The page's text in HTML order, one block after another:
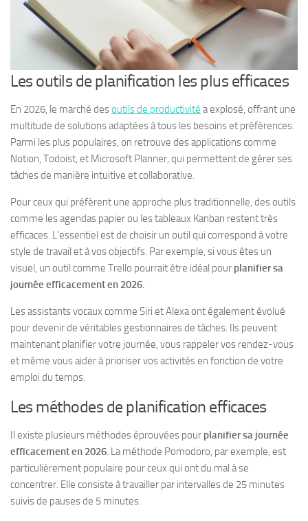
Les outils de planification les plus efficaces
En 2026, le marché desoutils de productivité a explosé, offrant une
multitude de solutions adaptées à tous les besoins et préférences.
Parmi les plus populaires, on retrouve des applications comme
Notion, Todoist, et Microsoft Planner, qui permettent de gérer ses
tâches de manière intuitive et collaborative.
Pour ceux qui préfèrent une approche plus traditionnelle, des outils
comme les agendas papier ou les tableaux Kanban restent très
efficaces. L’essentiel est de choisir un outil qui correspond à votre
style de travail et à vos objectifs. Par exemple, si vous êtes un
visuel, un outil comme Trello pourrait être idéal pour planifier sa
journée efficacement en 2026.
Les assistants vocaux comme Siri et Alexa ont également évolué
pour devenir de véritables gestionnaires de tâches. Ils peuvent
maintenant planifier votre journée, vous rappeler vos rendez-vous
et même vous aider à prioriser vos activités en fonction de votre
emploi du temps.
Les méthodes de planification efficaces
Il existe plusieurs méthodes éprouvées pour planifier sa journée
efficacement en 2026. La méthode Pomodoro, par exemple, est
particulièrement populaire pour ceux qui ont du mal à se
concentrer. Elle consiste à travailler par intervalles de 25 minutes
suivis de pauses de 5 minutes.